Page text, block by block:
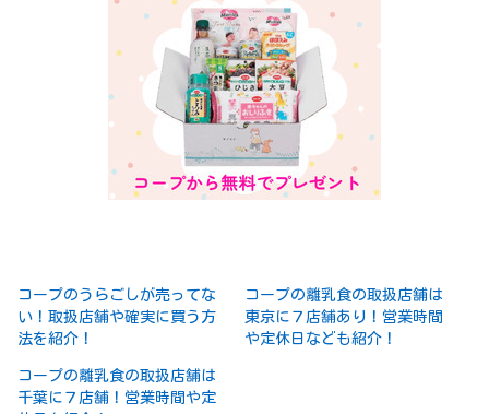
コープのうらごしが売ってな
い！取扱店舗や確実に買う方
法を紹介！
コープの離乳食の取扱店舗は
東京に７店舗あり！営業時間
や定休日なども紹介！
コープの離乳食の取扱店舗は
千葉に７店舗！営業時間や定